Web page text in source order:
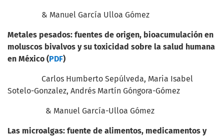
& Manuel García Ulloa Gómez
Metales pesados: fuentes de origen, bioacumulación en
moluscos bivalvos y su toxicidad sobre la salud humana
en México (PDF)
Carlos Humberto Sepúlveda, Maria Isabel
Sotelo-Gonzalez, Andrés Martín Góngora-Gómez
& Manuel García-Ulloa Gómez
Las microalgas: fuente de alimentos, medicamentos y